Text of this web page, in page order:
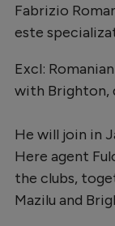
Fabrizio
este
Excl:
with
He will join in
Here agent
the clubs,
Mazilu and